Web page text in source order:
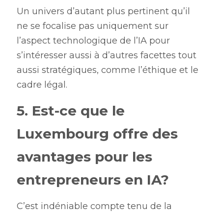
Un univers d’autant plus pertinent qu’il
ne se focalise pas uniquement sur
l’aspect technologique de l’IA pour
s’intéresser aussi à d’autres facettes tout
aussi stratégiques, comme l’éthique et le
cadre légal.
5. Est-ce que le
Luxembourg offre des
avantages pour les
entrepreneurs en IA?
C’est indéniable compte tenu de la